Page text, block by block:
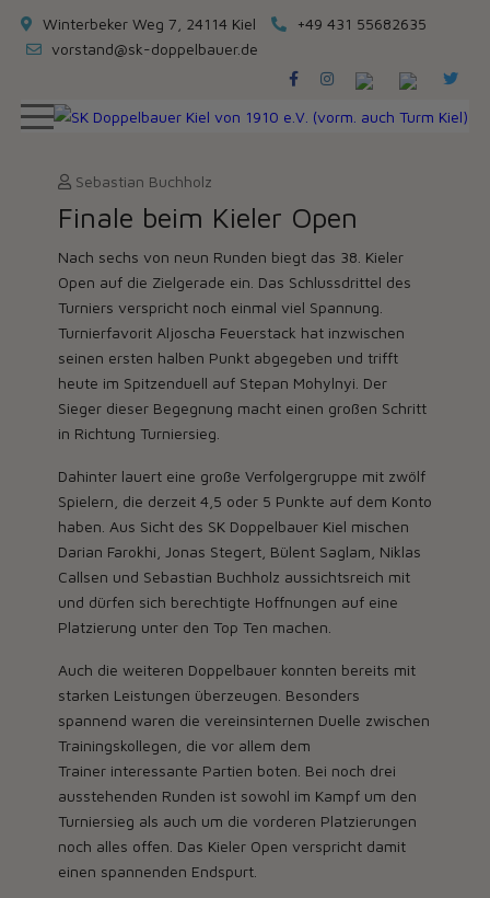
Winterbeker Weg 7, 24114 Kiel
+49 431 55682635
vorstand@sk-doppelbauer.de
Sebastian Buchholz
Finale beim Kieler Open
Nach sechs von neun Runden biegt das 38. Kieler
Open auf die Zielgerade ein. Das Schlussdrittel des
Turniers verspricht noch einmal viel Spannung.
Turnierfavorit Aljoscha Feuerstack hat inzwischen
seinen ersten halben Punkt abgegeben und trifft
heute im Spitzenduell auf Stepan Mohylnyi. Der
Sieger dieser Begegnung macht einen großen Schritt
in Richtung Turniersieg.
Dahinter lauert eine große Verfolgergruppe mit zwölf
Spielern, die derzeit 4,5 oder 5 Punkte auf dem Konto
haben. Aus Sicht des SK Doppelbauer Kiel mischen
Darian Farokhi, Jonas Stegert, Bülent Saglam, Niklas
Callsen und Sebastian Buchholz aussichtsreich mit
und dürfen sich berechtigte Hoffnungen auf eine
Platzierung unter den Top Ten machen.
Auch die weiteren Doppelbauer konnten bereits mit
starken Leistungen überzeugen. Besonders
spannend waren die vereinsinternen Duelle zwischen
Trainingskollegen, die vor allem dem
Trainer interessante Partien boten. Bei noch drei
ausstehenden Runden ist sowohl im Kampf um den
Turniersieg als auch um die vorderen Platzierungen
noch alles offen. Das Kieler Open verspricht damit
einen spannenden Endspurt.